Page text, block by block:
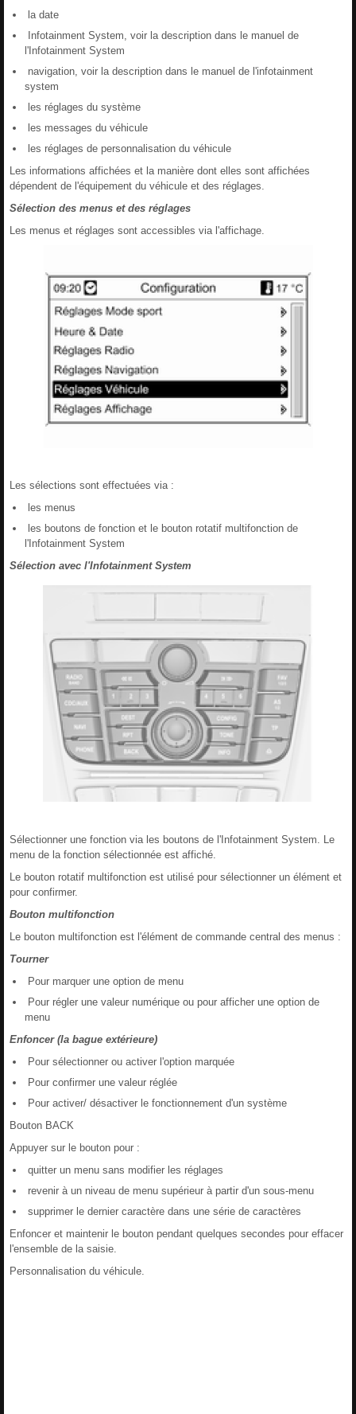
la date
Infotainment System, voir la description dans le manuel de
l'Infotainment System
navigation, voir la description dans le manuel de l'infotainment
system
les réglages du système
les messages du véhicule
les réglages de personnalisation du véhicule
Les informations affichées et la manière dont elles sont affichées
dépendent de l'équipement du véhicule et des réglages.
Sélection des menus et des réglages
Les menus et réglages sont accessibles via l'affichage.
Les sélections sont effectuées via :
les menus
les boutons de fonction et le bouton rotatif multifonction de
l'Infotainment System
Sélection avec l'Infotainment System
Sélectionner une fonction via les boutons de l'Infotainment System. Le
menu de la fonction sélectionnée est affiché.
Le bouton rotatif multifonction est utilisé pour sélectionner un élément et
pour confirmer.
Bouton multifonction
Le bouton multifonction est l'élément de commande central des menus :
Tourner
Pour marquer une option de menu
Pour régler une valeur numérique ou pour afficher une option de
menu
Enfoncer (la bague extérieure)
Pour sélectionner ou activer l'option marquée
Pour confirmer une valeur réglée
Pour activer/ désactiver le fonctionnement d'un système
Bouton BACK
Appuyer sur le bouton pour :
quitter un menu sans modifier les réglages
revenir à un niveau de menu supérieur à partir d'un sous-menu
supprimer le dernier caractère dans une série de caractères
Enfoncer et maintenir le bouton pendant quelques secondes pour effacer
l'ensemble de la saisie.
Personnalisation du véhicule.